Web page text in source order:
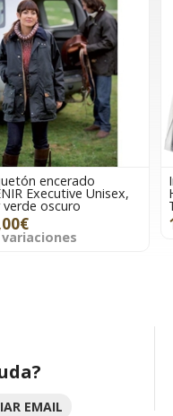
encerado
Executive Unisex,
oscuro
EMAIL